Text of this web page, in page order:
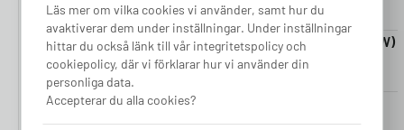
Laddkabel 5-20m (11kW)
Finns i lager
Pris från
2 380kr
Laddkabel 5-20m (22kW)
Finns i lager
2 980kr
Läs mer om vilka cookies vi använder, samt hur du
avaktiverar dem under inställningar. Under inställningar
hittar du också länk till vår integritetspolicy och
cookiepolicy, där vi förklarar hur vi använder din
personliga data.
Accepterar du alla cookies?